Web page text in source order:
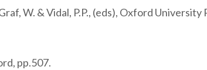
W. & Vidal, P.P., (eds), Oxford University
pp.507.